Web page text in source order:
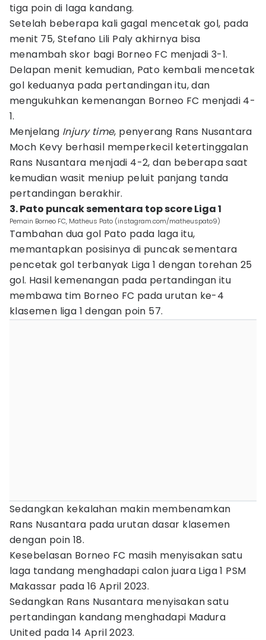
tiga poin di laga kandang.
Setelah beberapa kali gagal mencetak gol, pada
menit 75, Stefano Lili Paly akhirnya bisa
menambah skor bagi Borneo FC menjadi 3-1.
Delapan menit kemudian, Pato kembali mencetak
gol keduanya pada pertandingan itu, dan
mengukuhkan kemenangan Borneo FC menjadi 4-
1.
Menjelang Injury time, penyerang Rans Nusantara
Moch Kevy berhasil memperkecil ketertinggalan
Rans Nusantara menjadi 4-2, dan beberapa saat
kemudian wasit meniup peluit panjang tanda
pertandingan berakhir.
3. Pato puncak sementara top score Liga 1
Pemain Borneo FC, Matheus Pato (instagram.com/matheuspato9)
Tambahan dua gol Pato pada laga itu,
memantapkan posisinya di puncak sementara
pencetak gol terbanyak Liga 1 dengan torehan 25
gol. Hasil kemenangan pada pertandingan itu
membawa tim Borneo FC pada urutan ke-4
klasemen liga 1 dengan poin 57.
Sedangkan kekalahan makin membenamkan
Rans Nusantara pada urutan dasar klasemen
dengan poin 18.
Kesebelasan Borneo FC masih menyisakan satu
laga tandang menghadapi calon juara Liga 1 PSM
Makassar pada 16 April 2023.
Sedangkan Rans Nusantara menyisakan satu
pertandingan kandang menghadapi Madura
United pada 14 April 2023.